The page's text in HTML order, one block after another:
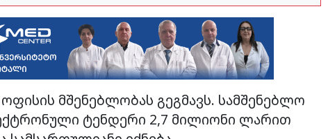
მშენებლობას გეგმავს. სამშენებლო
ტენდერი 2,7 მილიონი ლარით